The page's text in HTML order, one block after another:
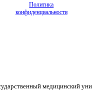
Политика
конфиденциальности
медицинский